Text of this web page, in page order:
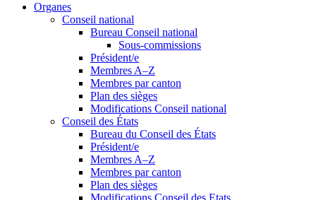
Organes
Conseil national
Bureau Conseil national
Sous-commissions
Président/e
Membres A–Z
Membres par canton
Plan des sièges
Modifications Conseil national
Conseil des États
Bureau du Conseil des États
Président/e
Membres A–Z
Membres par canton
Plan des sièges